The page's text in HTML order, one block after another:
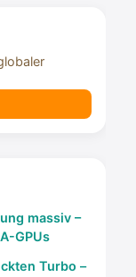
massiv –
GPUs
Turbo –